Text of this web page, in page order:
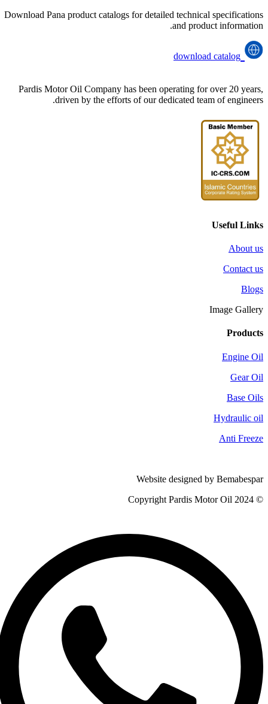
Download Pana product catalogs for detailed technical specifications
and product information.
download catalog
Pardis Motor Oil Company has been operating for over 20 years,
driven by the efforts of our dedicated team of engineers.
Useful Links
About us
Contact us
Blogs
Image Gallery
Products
Engine Oil
Gear Oil
Base Oils
Hydraulic oil
Anti Freeze
Website designed by Bemabespar
© 2024 Copyright Pardis Motor Oil